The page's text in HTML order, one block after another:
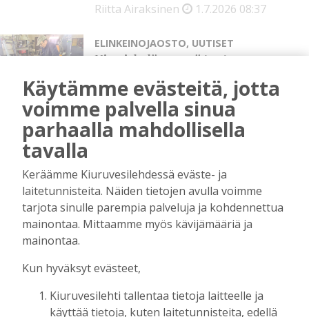
Riitta Airaksinen
1.7.2026 08:37
ELINKEINOJAOSTO, UUTISET
Niemiskylän seppä tuntee
avaruustekniikkaan ja hankin
lentolupakirjan, sieltä se
potkurihulluus lähti”
Tilaajille
UUTISET YRITTÄJYYS
Hurmaus hurmaa jälleen – Anni
Kulhomäki tekee kauneuden alan
töitä ja opettaa
Jaana Selander
UUTISET,YRITTÄJYYS
Käytämme evästeitä, jotta
voimme palvella sinua
parhaalla mahdollisella
tavalla
Keräämme Kiuruvesilehdessä eväste- ja
laitetunnisteita. Näiden tietojen avulla voimme
tarjota sinulle parempia palveluja ja kohdennettua
mainontaa. Mittaamme myös kävijämääriä ja
mainontaa.
Kun hyväksyt evästeet,
Kiuruvesilehti tallentaa tietoja laitteelle ja
käyttää tietoja, kuten laitetunnisteita, edellä